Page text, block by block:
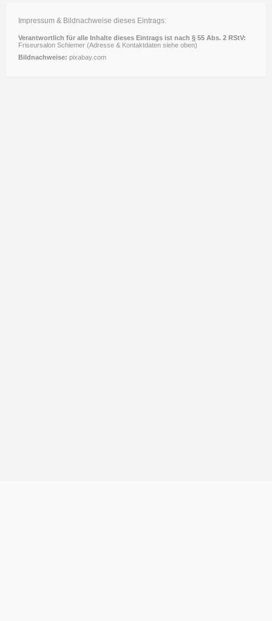
Impressum & Bildnachweise dieses Eintrags:
Verantwortlich für alle Inhalte dieses Eintrags ist nach § 55 Abs. 2 RStV:
Friseursalon Schiemer (Adresse & Kontaktdaten siehe oben)
Bildnachweise: pixabay.com